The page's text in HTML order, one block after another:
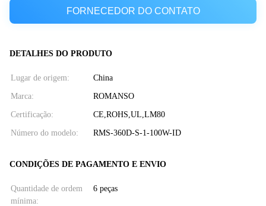
FORNECEDOR DO CONTATO
DETALHES DO PRODUTO
Lugar de origem: China
Marca: ROMANSO
Certificação: CE,ROHS,UL,LM80
Número do modelo: RMS-360D-S-1-100W-ID
CONDIÇÕES DE PAGAMENTO E ENVIO
Quantidade de ordem
mínima:
6 peças